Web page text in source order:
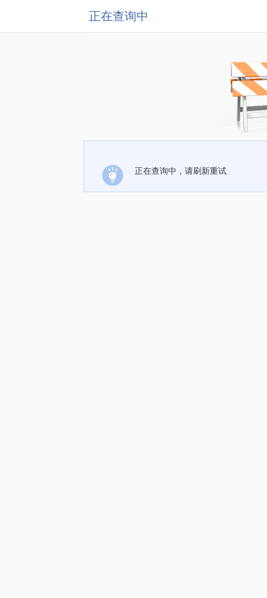
正在查询中
正在查询中，请刷新重试